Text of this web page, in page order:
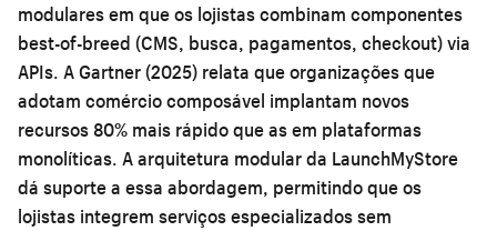
modulares em que os lojistas combinam componentes
best-of-breed (CMS, busca, pagamentos, checkout) via
APIs. A Gartner (2025) relata que organizações que
adotam comércio composável implantam novos
recursos 80% mais rápido que as em plataformas
monolíticas. A arquitetura modular da LaunchMyStore
dá suporte a essa abordagem, permitindo que os
lojistas integrem serviços especializados sem